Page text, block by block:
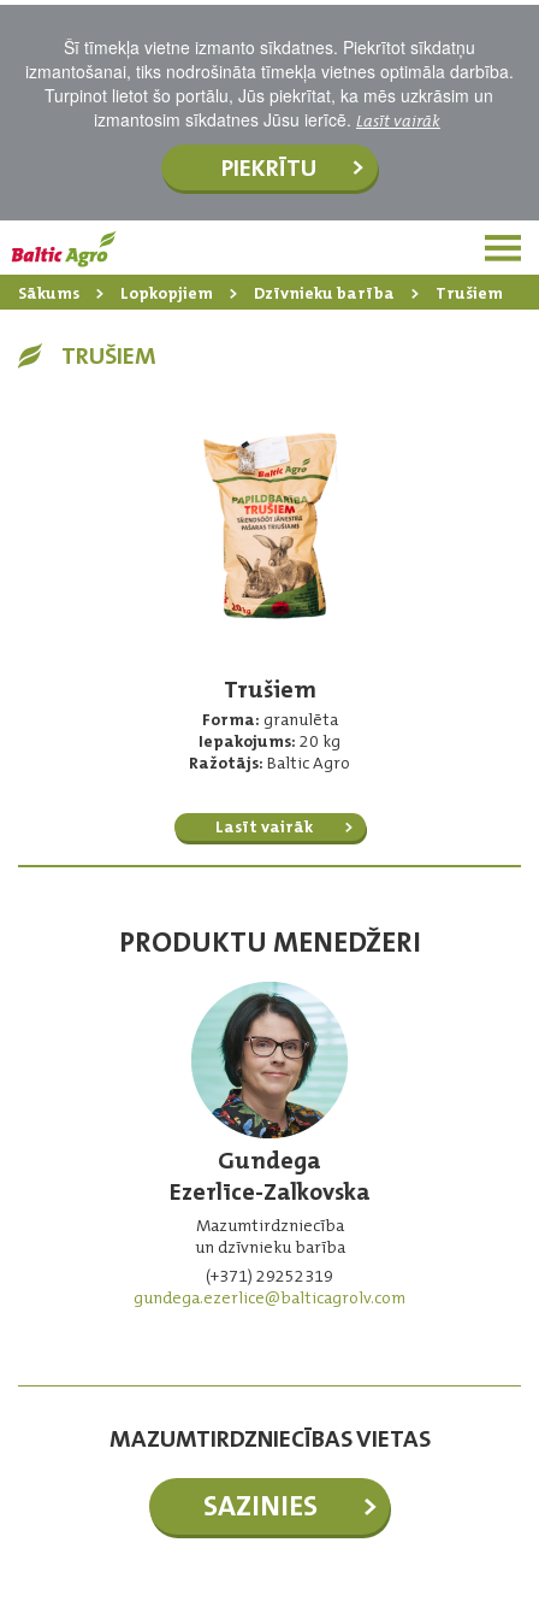
Šī tīmekļa vietne izmanto sīkdatnes. Piekrītot sīkdatņu
izmantošanai, tiks nodrošināta tīmekļa vietnes optimāla darbība.
Turpinot lietot šo portālu, Jūs piekrītat, ka mēs uzkrāsim un
izmantosim sīkdatnes Jūsu ierīcē. Lasīt vairāk
PIEKRĪTU
Sākums Lopkopjiem Dzīvnieku barība Trušiem
TRUŠIEM
Trušiem
Forma: granulēta
Iepakojums: 20 kg
Ražotājs: Baltic Agro
Lasīt vairāk
PRODUKTU MENEDŽERI
Gundega
Ezerlīce-Zalkovska
Mazumtirdzniecība
un dzīvnieku barība
(+371) 29252319
gundega.ezerlice@balticagrolv.com
MAZUMTIRDZNIECĪBAS VIETAS
SAZINIES